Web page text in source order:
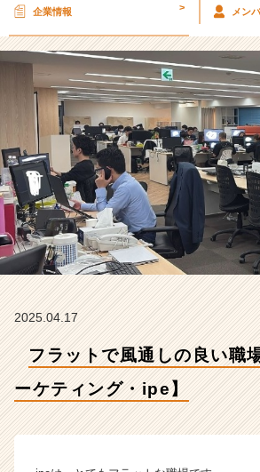
【デ
ジ
タ
ル
マ
ー
ケ
テ
ィ
ン
グ・
i
p
社
p
の
企業情報 > メン
2025.04.17
フラットで風通しの良い職
ーケティング・ipe】